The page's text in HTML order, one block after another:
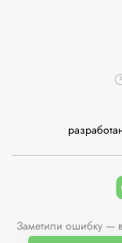
Заметили ошибку —